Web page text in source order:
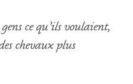
ce qu’ils voulaient,
chevaux plus